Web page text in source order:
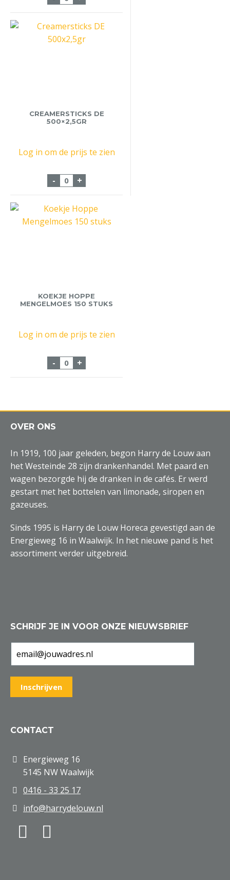
CREAMERSTICKS DE
500×2,5GR
Log in om de prijs te zien
- Creamersticks DE 500x2,5gr aantal
+
KOEKJE HOPPE
MENGELMOES 150 STUKS
Log in om de prijs te zien
- Koekje Hoppe Mengelmoes 150 stuks
+
OVER ONS
In 1919, 100 jaar geleden, begon Harry de Louw aan
het Westeinde 28 zijn drankenhandel. Met paard en
wagen bezorgde hij de dranken in de cafés. Er werd
gestart met het bottelen van limonade, siropen en
gazeuses.
Sinds 1995 is Harry de Louw Horeca gevestigd aan de
Energieweg 16 in Waalwijk. In het nieuwe pand is het
assortiment verder uitgebreid.
SCHRIJF JE IN VOOR ONZE NIEUWSBRIEF
CONTACT
Energieweg 16
5145 NW Waalwijk
0416 - 33 25 17
info@harrydelouw.nl